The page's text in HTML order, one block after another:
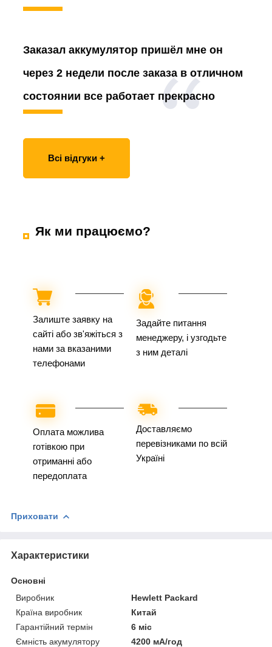
Заказал аккумулятор пришёл мне он
через 2 недели после заказа в отличном
состоянии все работает прекрасно
Всі відгуки +
Як ми працюємо?
Залиште заявку на
сайті або зв'яжіться з
нами за вказаними
телефонами
Задайте питання
менеджеру, і узгодьте
з ним деталі
Оплата можлива
готівкою при
отриманні або
передоплата
Доставляємо
перевізниками по всій
Україні
Приховати
Характеристики
Основні
Виробник
Hewlett Packard
Країна виробник
Китай
Гарантійний термін
6 міс
Ємність акумулятору
4200 мА/год